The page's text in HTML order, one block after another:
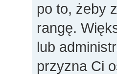
po to, żeby
rangę.
lub
przyzna Ci